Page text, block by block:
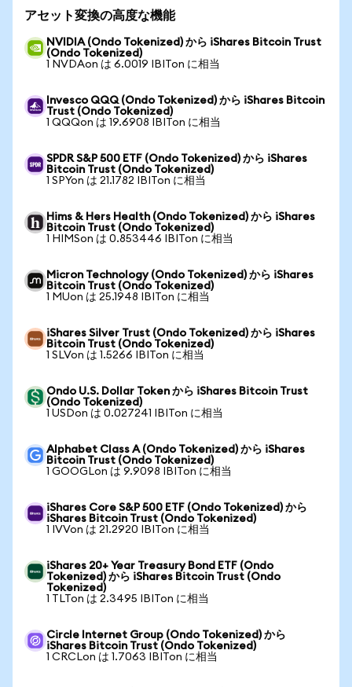
アセット変換の高度な機能
NVIDIA (Ondo Tokenized) から iShares Bitcoin Trust
(Ondo Tokenized)
1 NVDAon は 6.0019 IBITon に相当
Invesco QQQ (Ondo Tokenized) から iShares Bitcoin
Trust (Ondo Tokenized)
1 QQQon は 19.6908 IBITon に相当
SPDR S&P 500 ETF (Ondo Tokenized) から iShares
Bitcoin Trust (Ondo Tokenized)
1 SPYon は 21.1782 IBITon に相当
Hims & Hers Health (Ondo Tokenized) から iShares
Bitcoin Trust (Ondo Tokenized)
1 HIMSon は 0.853446 IBITon に相当
Micron Technology (Ondo Tokenized) から iShares
Bitcoin Trust (Ondo Tokenized)
1 MUon は 25.1948 IBITon に相当
iShares Silver Trust (Ondo Tokenized) から iShares
Bitcoin Trust (Ondo Tokenized)
1 SLVon は 1.5266 IBITon に相当
Ondo U.S. Dollar Token から iShares Bitcoin Trust
(Ondo Tokenized)
1 USDon は 0.027241 IBITon に相当
Alphabet Class A (Ondo Tokenized) から iShares
Bitcoin Trust (Ondo Tokenized)
1 GOOGLon は 9.9098 IBITon に相当
iShares Core S&P 500 ETF (Ondo Tokenized) から
iShares Bitcoin Trust (Ondo Tokenized)
1 IVVon は 21.2920 IBITon に相当
iShares 20+ Year Treasury Bond ETF (Ondo
Tokenized) から iShares Bitcoin Trust (Ondo
Tokenized)
1 TLTon は 2.3495 IBITon に相当
Circle Internet Group (Ondo Tokenized) から
iShares Bitcoin Trust (Ondo Tokenized)
1 CRCLon は 1.7063 IBITon に相当